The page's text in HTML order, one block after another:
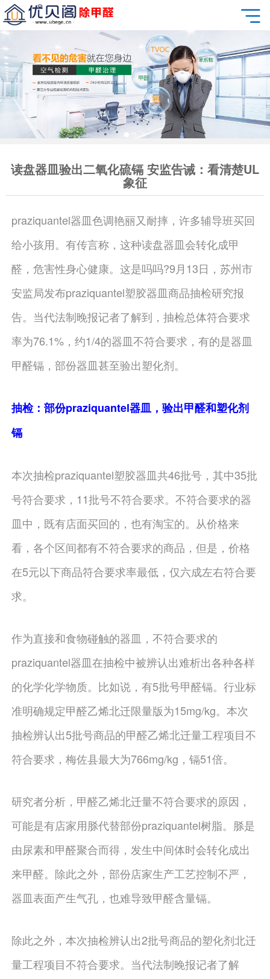
读盘器皿验出二氧化硫镉 安监告诫：看清楚UL
象征
praziquantel器皿色调艳丽又耐摔，许多辅导班买回
给小孩用。有传言称，这种读盘器皿会转化成甲
醛，危害性身心健康。这是吗吗?9月13日，苏州市
安监局发布praziquantel塑胶器皿商品抽检研究报
告。当代法制晚报记者了解到，抽检总体符合要求
率为76.1%，约1/4的器皿不符合要求，有的是器皿
甲醛镉，部份器皿甚至验出塑化剂。
抽检：部份praziquantel器皿，验出甲醛和塑化剂
镉
本次抽检praziquantel塑胶器皿共46批号，其中35批
号符合要求，11批号不符合要求。不符合要求的器
皿中，既有店面买回的，也有淘宝的。从价格来
看，各个区间都有不符合要求的商品，但是，价格
在5元以下商品符合要求率最低，仅六成左右符合要
求。
作为直接和食物碰触的器皿，不符合要求的
praziquantel器皿在抽检中被辨认出难析出各种各样
的化学化学物质。比如说，有5批号甲醛镉。行业标
准明确规定甲醛乙烯北迁限量版为15mg/kg。本次
抽检辨认出5批号商品的甲醛乙烯北迁量工程项目不
符合要求，梅佐县最大为766mg/kg，镉51倍。
研究者分析，甲醛乙烯北迁量不符合要求的原因，
可能是有店家用脎代替部份praziquantel树脂。脎是
由尿素和甲醛聚合而得，发生中间体时会转化成出
来甲醛。除此之外，部份店家生产工艺控制不严，
器皿表面产生气孔，也难导致甲醛含量镉。
除此之外，本次抽检辨认出2批号商品的塑化剂北迁
量工程项目不符合要求。当代法制晚报记者了解